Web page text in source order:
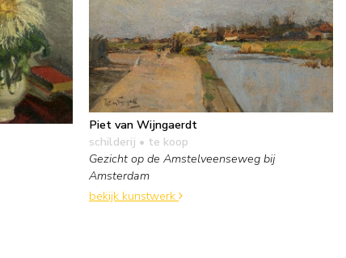
Piet van Wijngaerdt
schilderij • te koop
Gezicht op de Amstelveenseweg bij
Amsterdam
bekijk kunstwerk